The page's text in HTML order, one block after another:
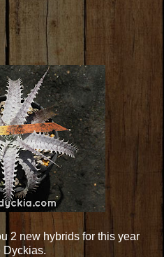
2 new hybrids for this year
Dyckias.